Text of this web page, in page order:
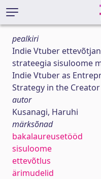
pealkiri
Indie Vtuber
strateegia sisuloome
Indie Vtuber as
Strategy in the
autor
Kusanagi, Haruhi
märksõnad
bakalaureusetööd
sisuloome
ettevõtlus
ärimudelid